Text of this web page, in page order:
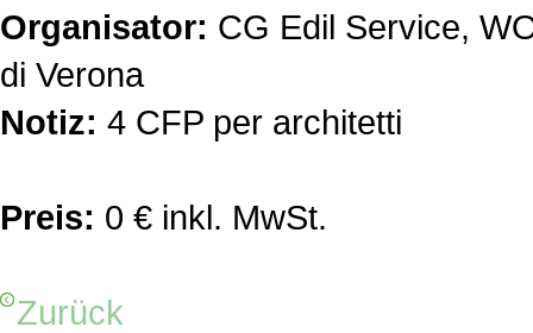
Organisator: CG Edil Service,
di Verona
Notiz: 4 CFP per architetti
Preis: 0 € inkl. MwSt.
Zurück